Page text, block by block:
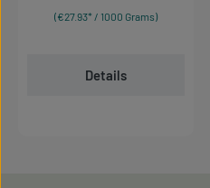
(€27.93* / 1000 Grams)
Details